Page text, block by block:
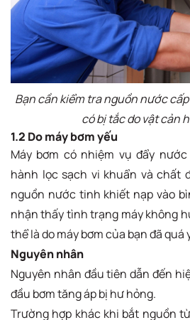
Bạn cần kiểm tra nguồn nước
có bị tắc do vật cản
1.2 Do máy bơm yếu
Máy bơm có nhiệm vụ đẩy
hành lọc sạch vi khuẩn và chất
nguồn nước tinh khiết nạp vào
nhận thấy tình trạng máy không
thể là do máy bơm của bạn đã quá
Nguyên nhân
Nguyên nhân đầu tiên dẫn đến
đầu bơm tăng áp bị hư hỏng.
Trường hợp khác khi bắt nguồn